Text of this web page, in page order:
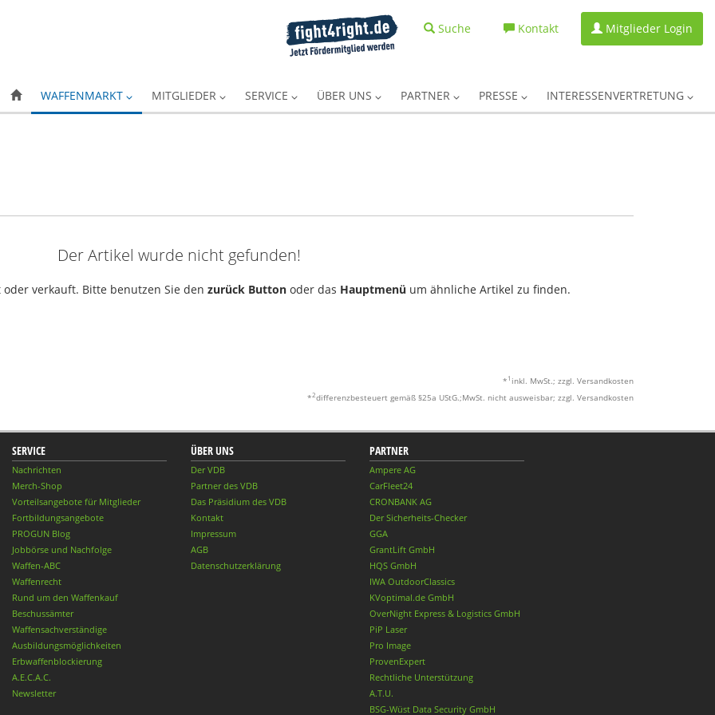
Suche Kontakt Mitglieder Login
WAFFENMARKT MITGLIEDER SERVICE ÜBER UNS PARTNER PRESSE INTERESSENVERTRETUNG
Der Artikel wurde nicht gefunden!
verkauft. Bitte benutzen Sie den zurück Button oder das Hauptmenü um ähnliche Artikel zu finden.
* 1 inkl. MwSt.; zzgl. Versandkosten
*2differenzbesteuert gemäß §25a UStG.;MwSt. nicht ausweisbar; zzgl. Versandkosten
SERVICE
Nachrichten
Merch-Shop
Vorteilsangebote für Mitglieder
Fortbildungsangebote
PROGUN Blog
Jobbörse und Nachfolge
Waffen-ABC
Waffenrecht
Rund um den Waffenkauf
Beschussämter
Waffensachverständige
Ausbildungsmöglichkeiten
Erbwaffenblockierung
A.E.C.A.C.
Newsletter
ÜBER UNS
Der VDB
Partner des VDB
Das Präsidium des VDB
Kontakt
Impressum
AGB
Datenschutzerklärung
PARTNER
Ampere AG
CarFleet24
CRONBANK AG
Der Sicherheits-Checker
GGA
GrantLift GmbH
HQS GmbH
IWA OutdoorClassics
KVoptimal.de GmbH
OverNight Express & Logistics GmbH
PiP Laser
Pro Image
ProvenExpert
Rechtliche Unterstützung
A.T.U.
BSG-Wüst Data Security GmbH